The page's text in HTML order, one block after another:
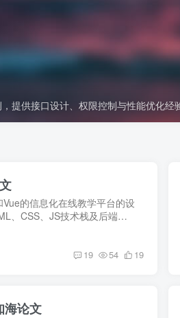
提供接口设计、权限控制与性能优化经验
的信息化在线教学平台的设
、CSS、JS技术栈及后端
19 54 19
海论文